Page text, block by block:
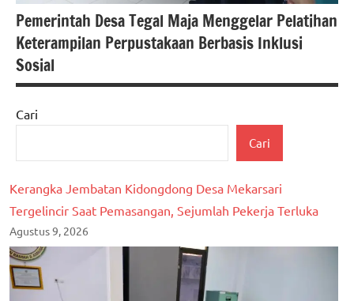
Pemerintah Desa Tegal Maja Menggelar Pelatihan
Keterampilan Perpustakaan Berbasis Inklusi
Sosial
berita
nasional
Cari
Cari
Kerangka Jembatan Kidongdong Desa Mekarsari
Tergelincir Saat Pemasangan, Sejumlah Pekerja Terluka
Agustus 9, 2026